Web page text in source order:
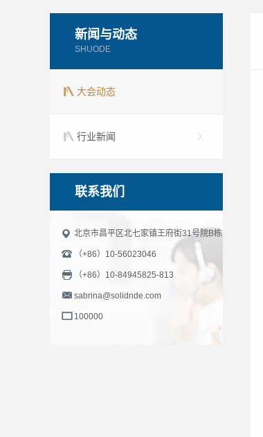
新闻与动态
SHUODE
大会动态
行业新闻
联系我们
北京市昌平区北七家镇王府街31号院B栋
（+86）10-56023046
（+86）10-84945825-813
sabrina@solidnde.com
100000